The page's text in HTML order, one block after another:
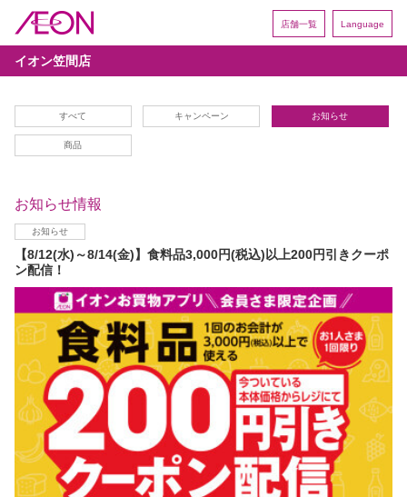
店舗一覧 Language
イオン笠間店
すべて キャンペーン お知らせ
商品
お知らせ情報
お知らせ
【8/12(水)～8/14(金)】食料品3,000円(税込)以上200円引きクーポ
ン配信！